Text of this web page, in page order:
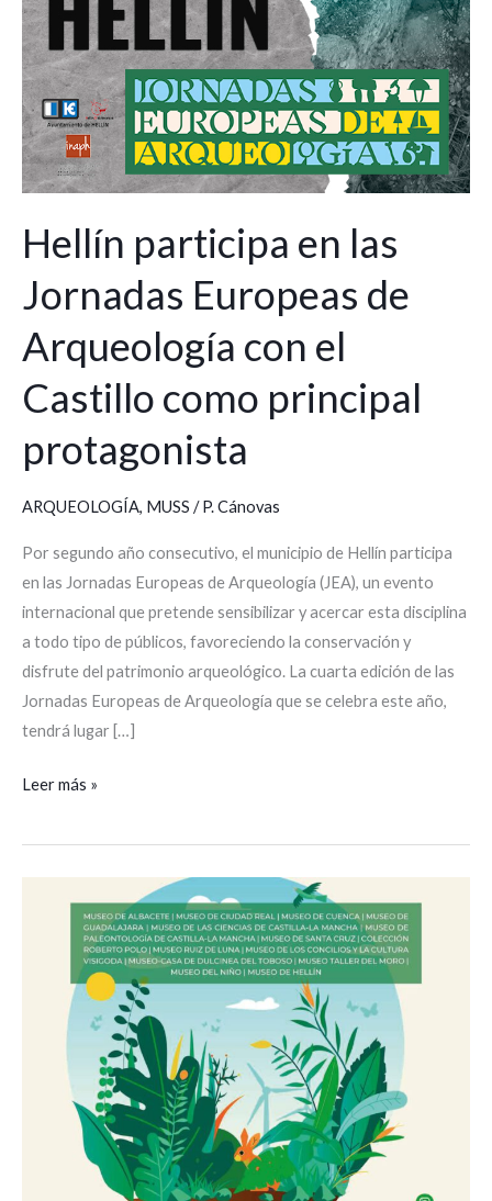
Hellín participa en las
Jornadas Europeas de
Arqueología con el
Castillo como principal
protagonista
ARQUEOLOGÍA, MUSS /P. Cánovas
Por segundo año consecutivo, el municipio de Hellín participa
en las Jornadas Europeas de Arqueología (JEA), un evento
internacional que pretende sensibilizar y acercar esta disciplina
a todo tipo de públicos, favoreciendo la conservación y
disfrute del patrimonio arqueológico. La cuarta edición de las
Jornadas Europeas de Arqueología que se celebra este año,
tendrá lugar […]
Leer más »
Internacional